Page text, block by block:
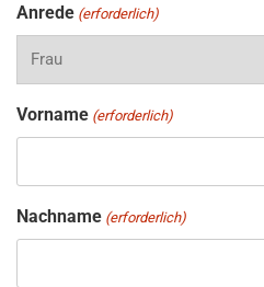
Anrede (erforderlich)
Vorname (erforderlich)
Nachname (erforderlich)